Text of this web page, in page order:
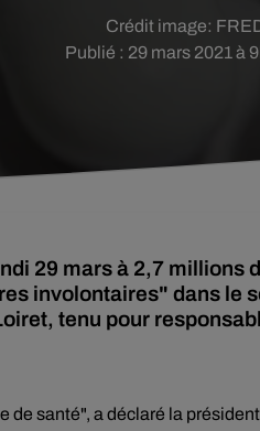
Publié : 29 mars 2021 à
Crédit image:
29 mars à 2,7 millions
involontaires" dans le
tenu pour
santé", a déclaré la